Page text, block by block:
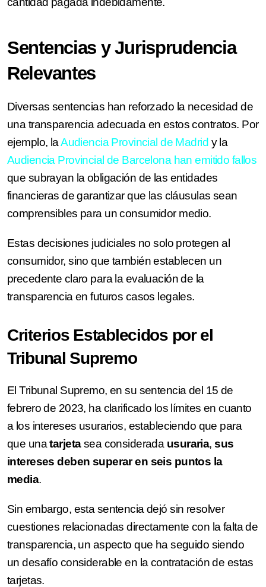
Sentencias y Jurisprudencia
Relevantes
Diversas sentencias han reforzado la necesidad de
una transparencia adecuada en estos contratos. Por
ejemplo, laAudiencia Provincial de Madrid y la
Audiencia Provincial de Barcelona han emitido fallos
que subrayan la obligación de las entidades
financieras de garantizar que las cláusulas sean
comprensibles para un consumidor medio.
Estas decisiones judiciales no solo protegen al
consumidor, sino que también establecen un
precedente claro para la evaluación de la
transparencia en futuros casos legales.
Criterios Establecidos por el
Tribunal Supremo
El Tribunal Supremo, en su sentencia del 15 de
febrero de 2023, ha clarificado los límites en cuanto
a los intereses usurarios, estableciendo que para
que unatarjetasea considerada usuraria,sus
intereses deben superar en seis puntos la
media.
Sin embargo, esta sentencia dejó sin resolver
cuestiones relacionadas directamente con la falta de
transparencia, un aspecto que ha seguido siendo
un desafío considerable en la contratación de estas
tarjetas.